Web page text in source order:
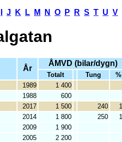
J K L M N O P R S T U V
År
ÅMVD (bilar/dygn)
Totalt Tung
%
1989
1 400
1988
600
2017 1 500 240
2014
1 800 250
2009
1 900
2005
2 200